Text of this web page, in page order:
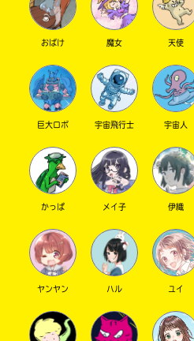
おばけ 魔女 天使
巨大ロボ 宇宙飛行士 宇宙人
かっぱ メイ子 伊織
ヤンヤン ハル ユイ